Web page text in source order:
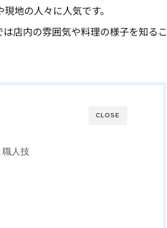
地の人々に人気です。
は店内の雰囲気や料理の様子を知るこ
CLOSE
人技